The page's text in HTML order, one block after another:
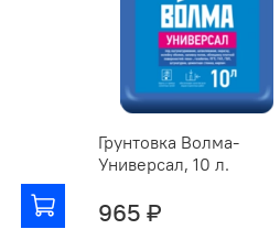
Грунтовка Волма-
Универсал, 10 л.
965 ₽